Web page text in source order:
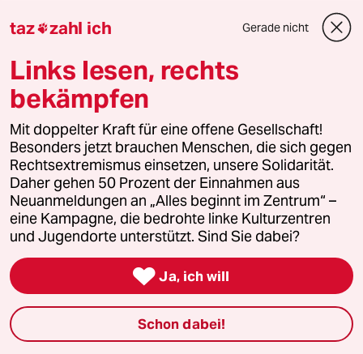
Land.
Nun werden sie wieder gebündelt.Sie nennen
es Einheitsbrei,das ist falsch.Man muß die
Realität sehen,dass heute nicht mehr so viele
Blätter überleben können.Die unter " dreißig "
lesen gar keine Zeitung mehr,die Alten auch
nicht mehr.
Der Rest ist ONLINE oder TV.
EL Erwin Lindemann
20.08.2009,15:44 Uhr
Früher war ich auch mal ein Leser der WAZ.
Damals galt die Zeitung auch noch als "Links".
Seit der Selbstabschaffung der SPD und vor
allem seit Reitz hat aber die WAZ die andere
Zeitung hier, die RP, rechts überholt. Und zwar
mit großem Abstand. Nahezu täglich gibt es
taz zahl ich Gerade nicht
Links lesen, rechts
bekämpfen
Mit doppelter Kraft für eine offene Gesellschaft!
Besonders jetzt brauchen Menschen, die sich gegen
Rechtsextremismus einsetzen, unsere Solidarität.
Daher gehen 50 Prozent der Einnahmen aus
Neuanmeldungen an „Alles beginnt im Zentrum“ –
eine Kampagne, die bedrohte linke Kulturzentren
und Jugendorte unterstützt. Sind Sie dabei?
 Ja, ich will
Schon dabei!